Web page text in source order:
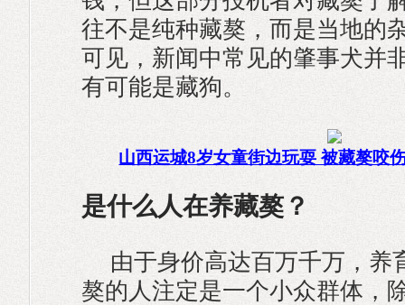
往不是纯种藏獒，而是当地的
可见，新闻中常见的肇事犬并
有可能是藏狗。
山西运城8岁女童街边玩耍 被藏獒咬
是什么人在养藏獒？
由于身价高达百万千万，养
獒的人注定是一个小众群体，